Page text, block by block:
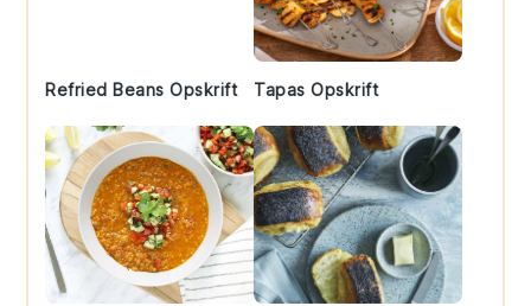
Refried Beans Opskrift Tapas Opskrift